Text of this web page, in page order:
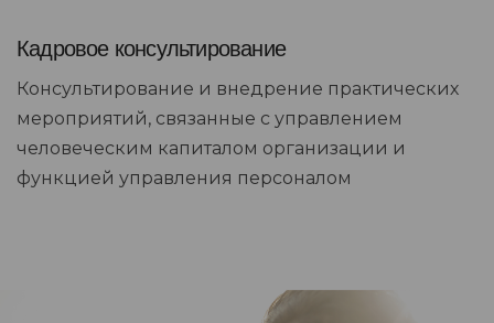
Кадровое консультирование
Консультирование и внедрение практических
мероприятий, связанные с управлением
человеческим капиталом организации и
функцией управления персоналом